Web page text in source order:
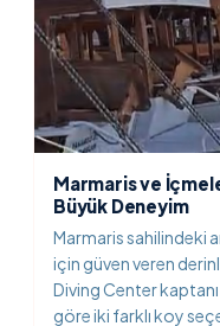
Marmaris ve
Büyük Deneyim
Marmaris sahilindeki
için güven veren
Diving Center
göre iki farklı koy